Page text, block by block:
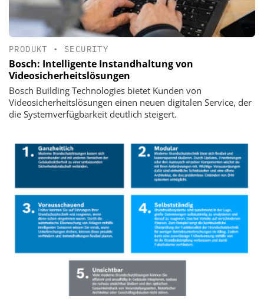
PRODUKT • SECURITY
Bosch: Intelligente Instandhaltung von
Videosicherheitslösungen
Bosch Building Technologies bietet Kunden von
Videosicherheitslösungen einen neuen digitalen Service, der
die Systemverfügbarkeit deutlich steigert.